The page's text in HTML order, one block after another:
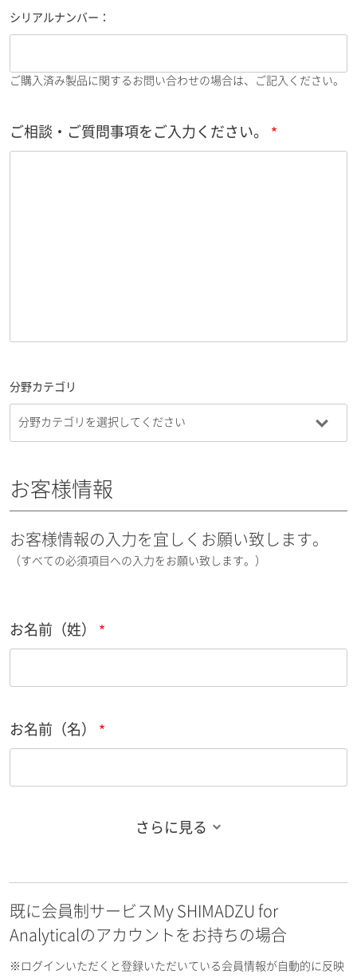
シリアルナンバー：
ご購入済み製品に関するお問い合わせの場合は、ご記入ください。
ご相談・ご質問事項をご入力ください。
分野カテゴリ
お客様情報
お客様情報の入力を宜しくお願い致します。
（すべての必須項目への入力をお願い致します。）
お名前（姓）
お名前（名）
お名前フリガナ（名）
さらに見る
既に会員制サービスMy SHIMADZU for
Analyticalのアカウントをお持ちの場合
※ログインいただくと登録いただいている会員情報が自動的に反映